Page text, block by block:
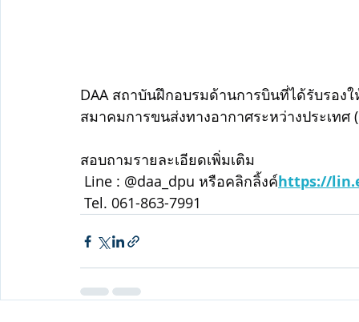
DAA สถาบันฝึกอบรมด้านการบินที่ได้รับรองใ
สมาคมการขนส่งทางอากาศระหว่างประเทศ
สอบถามรายละเอียดเพิ่มเติม
Line : @daa_dpu หรือคลิกลิ้งค์https://
Tel. 061-863-7991